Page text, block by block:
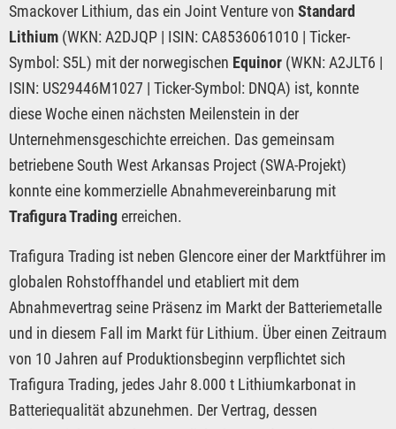
Smackover Lithium, das ein Joint Venture von Standard
Lithium (WKN: A2DJQP | ISIN: CA8536061010 | Ticker-
Symbol: S5L) mit der norwegischen Equinor (WKN: A2JLT6 |
ISIN: US29446M1027 | Ticker-Symbol: DNQA) ist, konnte
diese Woche einen nächsten Meilenstein in der
Unternehmensgeschichte erreichen. Das gemeinsam
betriebene South West Arkansas Project (SWA-Projekt)
konnte eine kommerzielle Abnahmevereinbarung mit
Trafigura Trading erreichen.
Trafigura Trading ist neben Glencore einer der Marktführer im
globalen Rohstoffhandel und etabliert mit dem
Abnahmevertrag seine Präsenz im Markt der Batteriemetalle
und in diesem Fall im Markt für Lithium. Über einen Zeitraum
von 10 Jahren auf Produktionsbeginn verpflichtet sich
Trafigura Trading, jedes Jahr 8.000 t Lithiumkarbonat in
Batteriequalität abzunehmen. Der Vertrag, dessen